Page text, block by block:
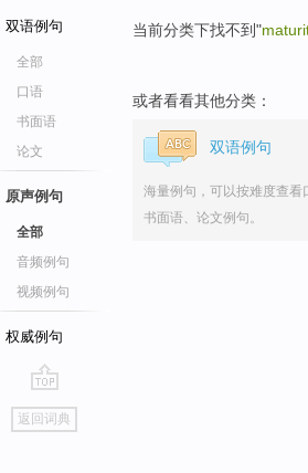
双语例句
全部
口语
书面语
论文
原声例句
全部
音频例句
视频例句
权威例句
go
top
返回词典
当前分类下找不到"
或者看看其他分类：
双语例句
海量例句，可以按难度查看
书面语、论文例句。